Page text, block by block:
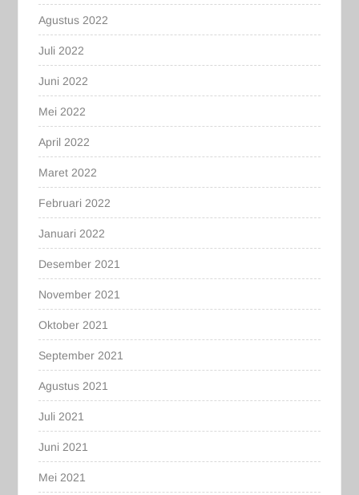
Agustus 2022
Juli 2022
Juni 2022
Mei 2022
April 2022
Maret 2022
Februari 2022
Januari 2022
Desember 2021
November 2021
Oktober 2021
September 2021
Agustus 2021
Juli 2021
Juni 2021
Mei 2021